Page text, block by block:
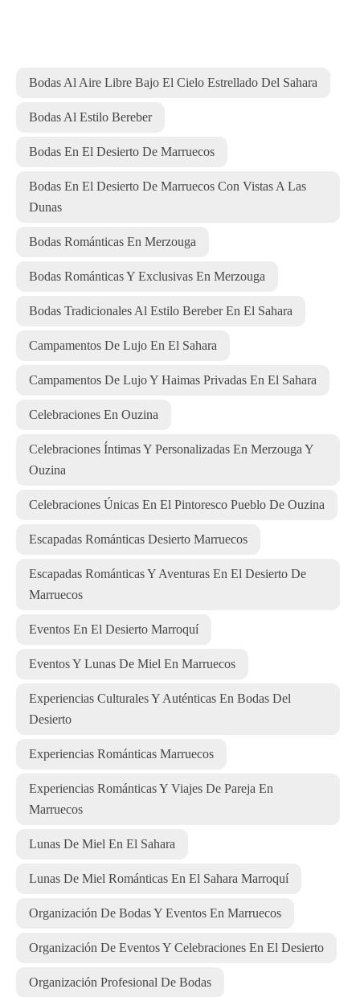
Bodas Al Aire Libre Bajo El Cielo Estrellado Del Sahara
Bodas Al Estilo Bereber
Bodas En El Desierto De Marruecos
Bodas En El Desierto De Marruecos Con Vistas A Las
Dunas
Bodas Románticas En Merzouga
Bodas Románticas Y Exclusivas En Merzouga
Bodas Tradicionales Al Estilo Bereber En El Sahara
Campamentos De Lujo En El Sahara
Campamentos De Lujo Y Haimas Privadas En El Sahara
Celebraciones En Ouzina
Celebraciones Íntimas Y Personalizadas En Merzouga Y
Ouzina
Celebraciones Únicas En El Pintoresco Pueblo De Ouzina
Escapadas Románticas Desierto Marruecos
Escapadas Románticas Y Aventuras En El Desierto De
Marruecos
Eventos En El Desierto Marroquí
Eventos Y Lunas De Miel En Marruecos
Experiencias Culturales Y Auténticas En Bodas Del
Desierto
Experiencias Románticas Marruecos
Experiencias Románticas Y Viajes De Pareja En
Marruecos
Lunas De Miel En El Sahara
Lunas De Miel Románticas En El Sahara Marroquí
Organización De Bodas Y Eventos En Marruecos
Organización De Eventos Y Celebraciones En El Desierto
Organización Profesional De Bodas